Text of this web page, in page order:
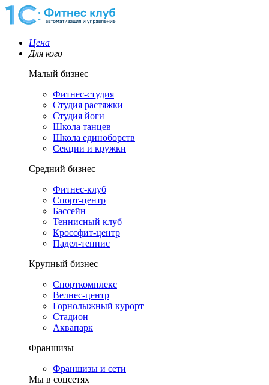
Цена
Для кого
Малый бизнес
Фитнес-студия
Студия растяжки
Студия йоги
Школа танцев
Школа единоборств
Секции и кружки
Средний бизнес
Фитнес-клуб
Спорт-центр
Бассейн
Теннисный клуб
Кроссфит-центр
Падел-теннис
Крупный бизнес
Спорткомплекс
Велнес-центр
Горнолыжный курорт
Стадион
Аквапарк
Франшизы
Франшизы и сети
Мы в соцсетях